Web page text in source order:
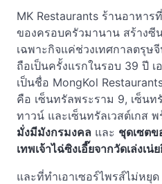
MK Restaurants ร้านอาหา
ของครอบครัวมานาน สร้างซี
เฉพาะกิจแค่ช่วงเทศกาลตรุษ
ถือเป็นครั้งแรกในรอบ 39 ปี เ
เป็นชื่อ MongKol
คือ เซ็นทรัลพระราม 9, เซ็น
ทาวน์ และเซ็นทรัลเวสต์เกส
มั่งมีมังกรมงคล และ ชุดเซต
เทพเจ้าไฉ่ซิงเอี๊ยจากวัดเล่งเน่
และที่ทำเอาเซอร์ไพรส์ไม่หยุ